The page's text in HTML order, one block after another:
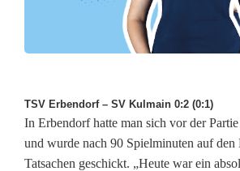
TSV Erbendorf – SV Kulmain 0:2 (0:1)
In Erbendorf hatte man sich vor der
und wurde nach 90 Spielminuten auf den
Tatsachen geschickt. „Heute war ein